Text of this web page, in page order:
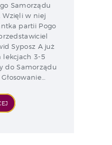
Samorządu
Wzięli w niej
partii Pogo
Syposz A już
lekcjach 3-5
do Samorządu